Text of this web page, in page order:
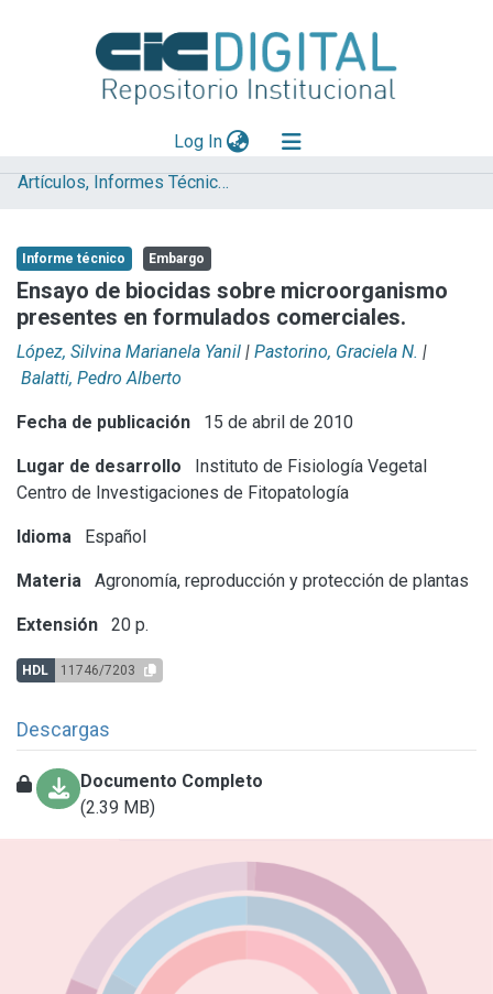
Log In(current)
Explorar
Aportar material
Statistics
Artículos, Informes Técnicos y presentaciones en Congresos
Informe técnico Embargo
Ensayo de biocidas sobre microorganismo
presentes en formulados comerciales.
López, Silvina Marianela Yanil | Pastorino, Graciela N. |
Balatti, Pedro Alberto
Fecha de publicación 15 de abril de 2010
Lugar de desarrollo
Instituto de Fisiología Vegetal
Centro de Investigaciones de Fitopatología
Idioma Español
Materia Agronomía, reproducción y protección de plantas
Extensión 20 p.
HDL 11746/7203
Descargas
Documento Completo
(2.39 MB)